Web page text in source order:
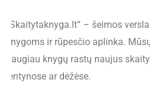
„Skaitytaknyga.lt“ – šeimos
knygoms ir rūpesčio aplinka.
daugiau knygų rastų naujus
lentynose ar dėžėse.